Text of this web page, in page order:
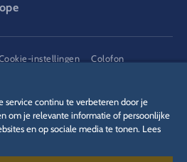
DSGVO
instellingen
Colofon
service continu te verbeteren door je
om je relevante informatie of persoonlijke
en op sociale media te tonen. Lees